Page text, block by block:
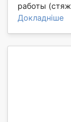
работы
Докладніше